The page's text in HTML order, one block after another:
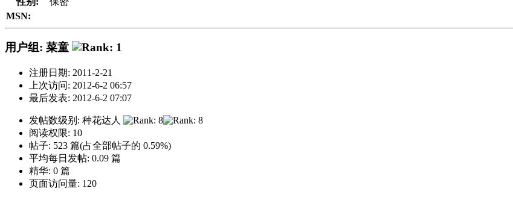
MSN:
用户组: 菜童
注册日期: 2011-2-21
上次访问: 2012-6-2 06:57
最后发表: 2012-6-2 07:07
发帖数级别: 种花达人
阅读权限: 10
帖子: 523 篇(占全部帖子的 0.59%)
平均每日发帖: 0.09 篇
精华: 0 篇
页面访问量: 120